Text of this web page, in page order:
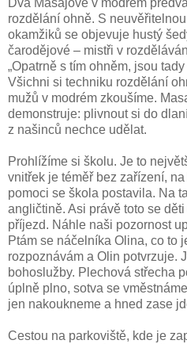
Dva Masajové v modrém
rozdělání ohně. S
okamžiků se objevuje hustý
čarodějové – mistři v
„Opatrně s tím ohněm, jsou
Všichni si techniku rozdělání
mužů v modrém zkoušíme.
demonstruje: plivnout si do
z našinců nechce udělat.
Prohlížíme si školu. Je to
vnitřek je téměř bez zařízení,
pomoci se škola postavila. Na
angličtině. Asi právě toto se
příjezd. Náhle naši pozornost
Ptám se náčelníka Olina, co to
rozpoznávám a Olin potvrzuje.
bohoslužby. Plechová střecha
úplně plno, sotva se
jen nakoukneme a hned zase
Cestou na parkoviště, kde je